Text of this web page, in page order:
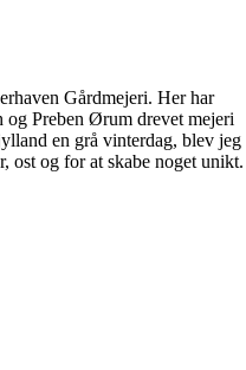
Gårdmejeri. Her har
Preben Ørum drevet mejeri
en grå vinterdag, blev jeg
ost og for at skabe noget unikt.